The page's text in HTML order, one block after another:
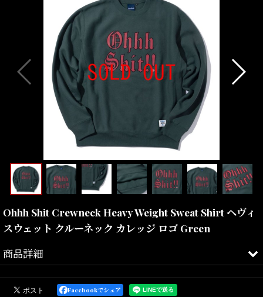
Ohhh Shit Crewneck Heavy Weight Sweat Shirt ヘヴィ
スウェット クルーネック カレッジ ロゴ Green
商品詳細
13.5ozヘヴィスウェットを使用したクルーネックとなります。
生地はガッシリとした重みと心地よいゴワ感が特徴の13.5oz 裏起毛
Facebookでシェア